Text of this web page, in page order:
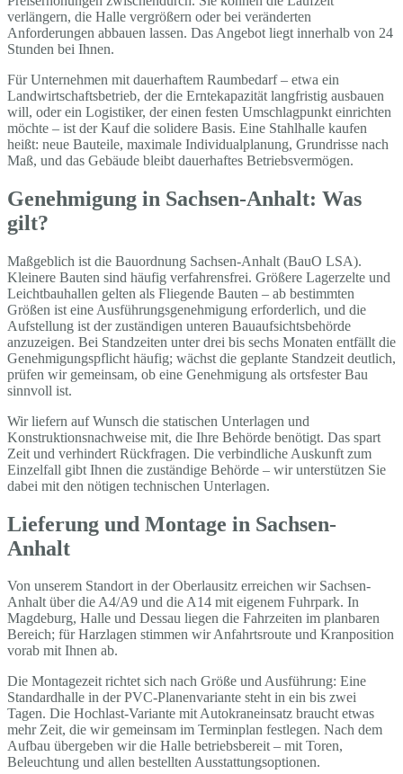
verlängern, die Halle vergrößern oder bei veränderten
Anforderungen abbauen lassen. Das Angebot liegt innerhalb von 24
Stunden bei Ihnen.
Für Unternehmen mit dauerhaftem Raumbedarf – etwa ein
Landwirtschaftsbetrieb, der die Erntekapazität langfristig ausbauen
will, oder ein Logistiker, der einen festen Umschlagpunkt einrichten
möchte – ist der Kauf die solidere Basis. Eine Stahlhalle kaufen
heißt: neue Bauteile, maximale Individualplanung, Grundrisse nach
Maß, und das Gebäude bleibt dauerhaftes Betriebsvermögen.
Genehmigung in Sachsen-Anhalt: Was
gilt?
Maßgeblich ist die Bauordnung Sachsen-Anhalt (BauO LSA).
Kleinere Bauten sind häufig verfahrensfrei. Größere Lagerzelte und
Leichtbauhallen gelten als Fliegende Bauten – ab bestimmten
Größen ist eine Ausführungsgenehmigung erforderlich, und die
Aufstellung ist der zuständigen unteren Bauaufsichtsbehörde
anzuzeigen. Bei Standzeiten unter drei bis sechs Monaten entfällt die
Genehmigungspflicht häufig; wächst die geplante Standzeit deutlich,
prüfen wir gemeinsam, ob eine Genehmigung als ortsfester Bau
sinnvoll ist.
Wir liefern auf Wunsch die statischen Unterlagen und
Konstruktionsnachweise mit, die Ihre Behörde benötigt. Das spart
Zeit und verhindert Rückfragen. Die verbindliche Auskunft zum
Einzelfall gibt Ihnen die zuständige Behörde – wir unterstützen Sie
dabei mit den nötigen technischen Unterlagen.
Lieferung und Montage in Sachsen-
Anhalt
Von unserem Standort in der Oberlausitz erreichen wir Sachsen-
Anhalt über die A4/A9 und die A14 mit eigenem Fuhrpark. In
Magdeburg, Halle und Dessau liegen die Fahrzeiten im planbaren
Bereich; für Harzlagen stimmen wir Anfahrtsroute und Kranposition
vorab mit Ihnen ab.
Die Montagezeit richtet sich nach Größe und Ausführung: Eine
Standardhalle in der PVC-Planenvariante steht in ein bis zwei
Tagen. Die Hochlast-Variante mit Autokraneinsatz braucht etwas
mehr Zeit, die wir gemeinsam im Terminplan festlegen. Nach dem
Aufbau übergeben wir die Halle betriebsbereit – mit Toren,
Beleuchtung und allen bestellten Ausstattungsoptionen.